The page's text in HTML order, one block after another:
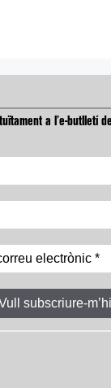
a l’e-butlletí